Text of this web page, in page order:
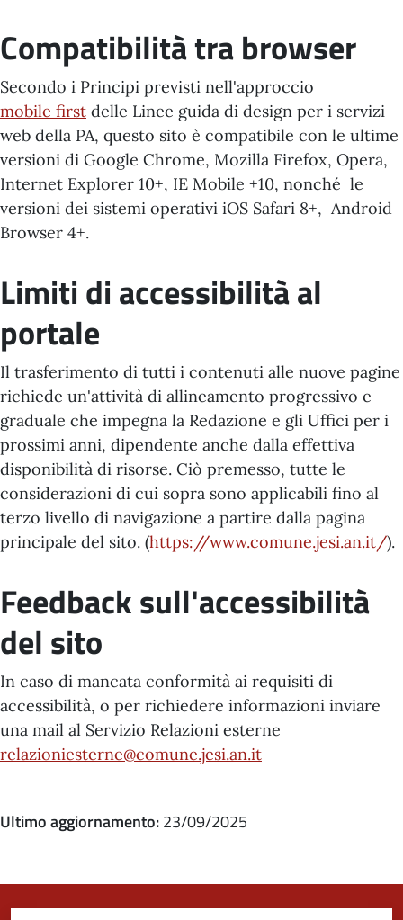
Compatibilità tra browser
Secondo i Principi previsti nell'approccio
mobile first delle Linee guida di design per i servizi
web della PA, questo sito è compatibile con le ultime
versioni di Google Chrome, Mozilla Firefox, Opera,
Internet Explorer 10+, IE Mobile +10, nonché le
versioni dei sistemi operativi iOS Safari 8+, Android
Browser 4+.
Limiti di accessibilità al
portale
Il trasferimento di tutti i contenuti alle nuove pagine
richiede un'attività di allineamento progressivo e
graduale che impegna la Redazione e gli Uffici per i
prossimi anni, dipendente anche dalla effettiva
disponibilità di risorse. Ciò premesso, tutte le
considerazioni di cui sopra sono applicabili fino al
terzo livello di navigazione a partire dalla pagina
principale del sito. (https://www.comune.jesi.an.it/).
Feedback sull'accessibilità
del sito
In caso di mancata conformità ai requisiti di
accessibilità, o per richiedere informazioni inviare
una mail al Servizio Relazioni esterne
relazioniesterne@comune.jesi.an.it
Ultimo aggiornamento:23/09/2025